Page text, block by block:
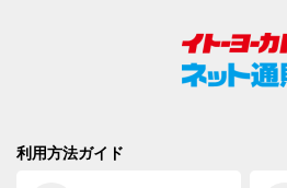
利用方法ガイド